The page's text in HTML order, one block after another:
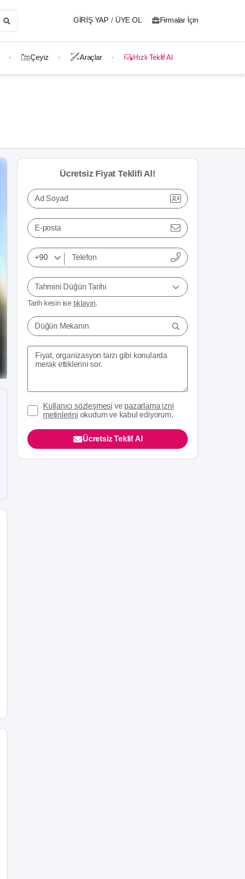
GIRIŞ YAP / ÜYE OL Firmalar İçin
Çeyiz Araçlar Hızlı Teklif Al
Ücretsiz Fiyat Teklifi Al!
Ad Soyad
E-posta
Tahmini Düğün Tarihi
Tarih kesin ise tıklayın.
Düğün Mekanın
Kullanıcı sözleşmesi ve pazarlama izni
metinlerini okudum ve kabul ediyorum.
Ücretsiz Teklif Al